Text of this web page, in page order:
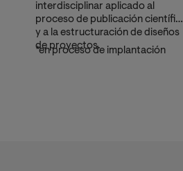
interdisciplinar aplicado al
proceso de publicación científica
y a la estructuración de diseños
de proyectos.
*en proceso de implantación